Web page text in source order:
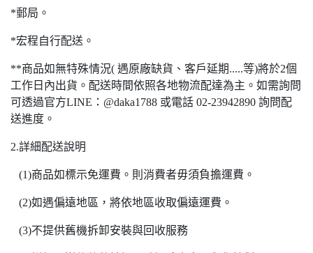
*郵局。
*宏程自行配送。
**商品如無特殊情況( 遇原廠缺貨、客戶延期.....等)將於2個
工作日內出貨。配送時間依照各地物流配達為主。如需詢問
可透過官方LINE：@daka1788 或電話 02-23942890 詢問配
送進度。
2.詳細配送說明
(1)商品如標示免運費。則消費者毋須負擔運費。
(2)如遇偏遠地區，將依地區收取偏遠運費。
(3)不提供舊機拆卸安裝與回收服務